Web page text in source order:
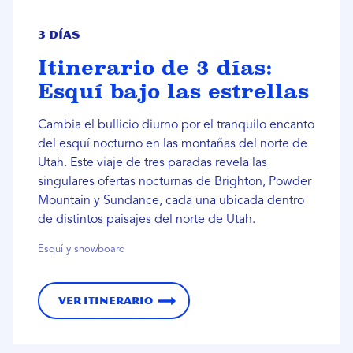
3 días
Itinerario de 3 días:
Esquí bajo las estrellas
Cambia el bullicio diurno por el tranquilo encanto
del esquí nocturno en las montañas del norte de
Utah. Este viaje de tres paradas revela las
singulares ofertas nocturnas de Brighton, Powder
Mountain y Sundance, cada una ubicada dentro
de distintos paisajes del norte de Utah.
Esquí y snowboard
Ver itinerario